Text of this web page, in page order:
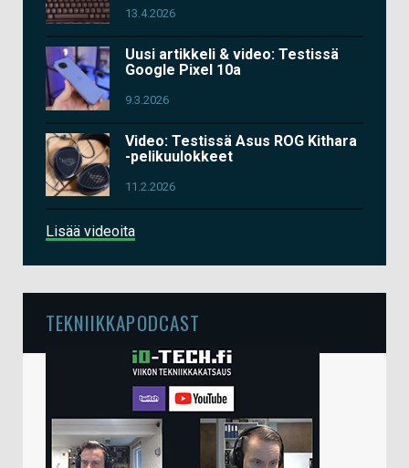
13.4.2026
Uusi artikkeli & video: Testissä
Google Pixel 10a
9.3.2026
Video: Testissä Asus ROG Kithara
-pelikuulokkeet
11.2.2026
Lisää videoita
TEKNIIKKAPODCAST